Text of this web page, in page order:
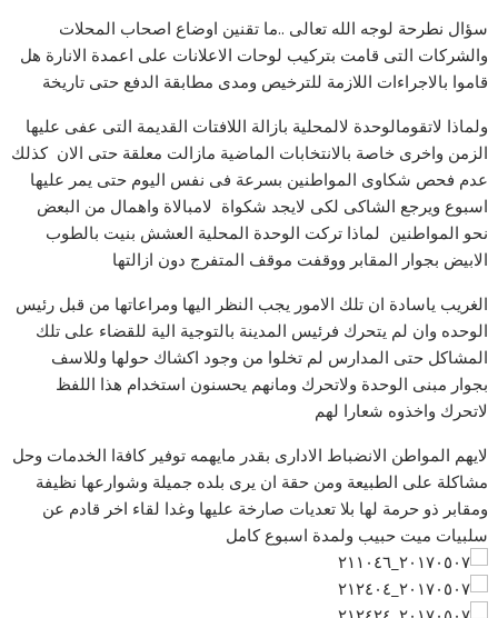
سؤال نطرحة لوجه الله تعالى ..ما تقنين اوضاع اصحاب المحلات
والشركات التى قامت بتركيب لوحات الاعلانات على اعمدة الانارة هل
قاموا بالاجراءات اللازمة للترخيص ومدى مطابقة الدفع حتى تاريخة
ولماذا لاتقومالوحدة لالمحلية بازالة اللافتات القديمة التى عفى عليها
الزمن واخرى خاصة بالانتخابات الماضية مازالت معلقة حتى الان كذلك
عدم فحص شكاوى المواطنين بسرعة فى نفس اليوم حتى يمر عليها
اسبوع ويرجع الشاكى لكى لايجد شكواة لامبالاة واهمال من البعض
نحو المواطنين لماذا تركت الوحدة المحلية العشش بنيت بالطوب
الابيض بجوار المقابر ووقفت موقف المتفرج دون ازالتها
الغريب ياسادة ان تلك الامور يجب النظر اليها ومراعاتها من قبل رئيس
الوحده وان لم يتحرك فرئيس المدينة بالتوجية الية للقضاء على تلك
المشاكل حتى المدارس لم تخلوا من وجود اكشاك حولها وللاسف
بجوار مبنى الوحدة ولاتحرك ومانهم يحسنون استخدام هذا اللفظ
لاتحرك واخذوه شعارا لهم
لايهم المواطن الانضباط الادارى بقدر مايهمه توفير كافةا الخدمات وحل
مشاكلة على الطبيعة ومن حقة ان يرى بلده جميلة وشوارعها نظيفة
ومقابر ذو حرمة لها بلا تعديات صارخة عليها وغدا لقاء اخر قادم عن
سلبيات ميت حبيب ولمدة اسبوع كامل